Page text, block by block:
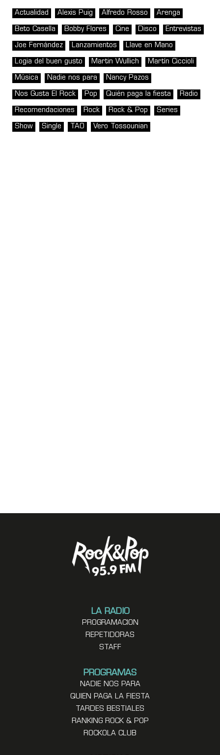
Actualidad Alexis Puig Alfredo Rosso Arenga
Beto Casella Bobby Flores Cine Disco Entrevistas
Joe Fernández Lanzamientos Llave en Mano
Logia del buen gusto Martin Wullich Martín Ciccioli
Música Nadie nos para Nancy Pazos
Nos Gusta El Rock Pop Quién paga la fiesta Radio
Recomendaciones Rock Rock & Pop Series
Show Single TAO Vero Tossounian
LA RADIO
PROGRAMACION
REPETIDORAS
STAFF
PROGRAMAS
NADIE NOS PARA
QUIEN PAGA LA FIESTA
TARDES BESTIALES
RANKING ROCK & POP
ROCKOLA CLUB